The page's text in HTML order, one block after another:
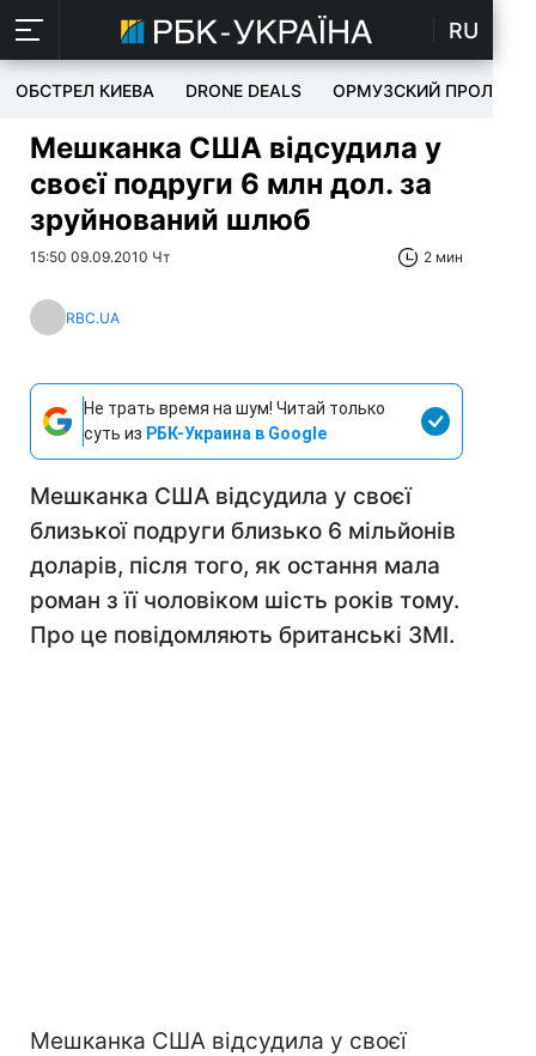
RU
ОБСТРЕЛ КИЕВА DRONE DEALS ОРМУЗСКИЙ ПРОЛИВ
Мешканка США відсудила у
своєї подруги 6 млн дол. за
зруйнований шлюб
15:50 09.09.2010 Чт 2 мин
RBC.UA
Не трать время на шум! Читай только
суть из РБК-Украина в Google
Мешканка США відсудила у своєї
близької подруги близько 6 мільйонів
доларів, після того, як остання мала
роман з її чоловіком шість років тому.
Про це повідомляють британські ЗМІ.
Мешканка США відсудила у своєї